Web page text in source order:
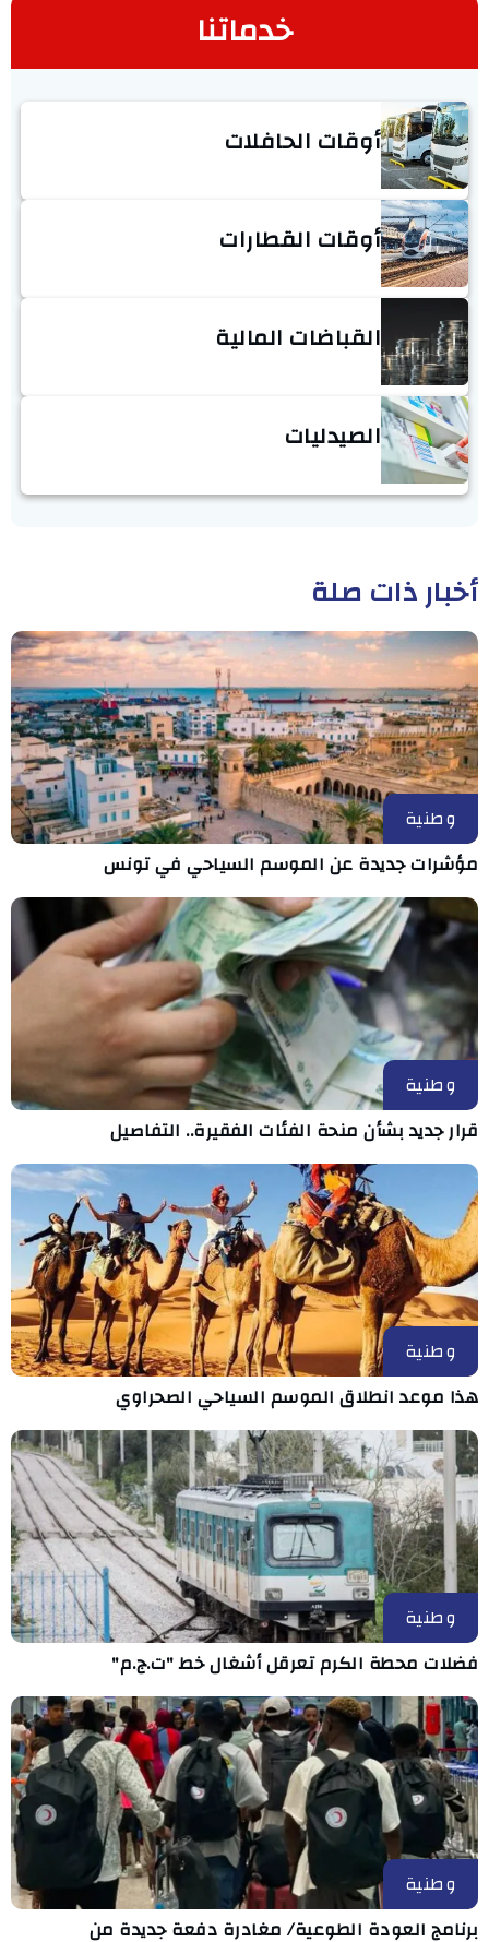
خدماتنا
أوقات الحافلات
أوقات القطارات
القباضات المالية
الصيدليات
أخبار ذات صلة
وطنية
مؤشرات جديدة عن الموسم السياحي في تونس
وطنية
قرار جديد بشأن منحة الفئات الفقيرة.. التفاصيل
وطنية
هذا موعد انطلاق الموسم السياحي الصحراوي
وطنية
فضلات محطة الكرم تعرقل أشغال خط "ت.ج.م"
وطنية
برنامج العودة الطوعية/ مغادرة دفعة جديدة من